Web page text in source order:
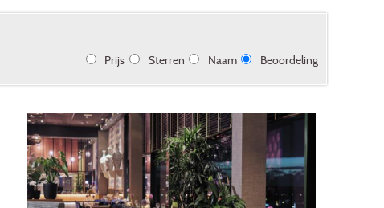
Prijs Sterren Naam Beoordeling